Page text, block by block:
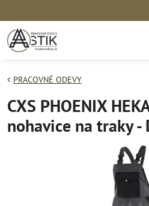
PRACOVNÉ ODEVY
CXS PHOENIX
nohavice na traky -